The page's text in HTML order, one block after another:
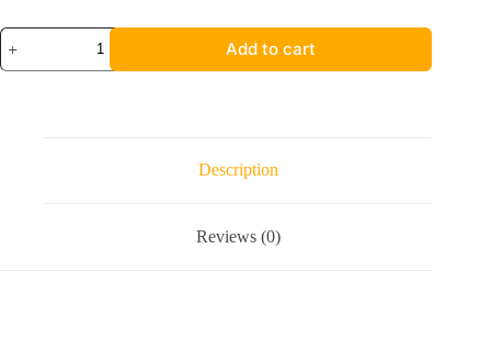
5
X
Photoshop
Add to cart
Description
Reviews (0)